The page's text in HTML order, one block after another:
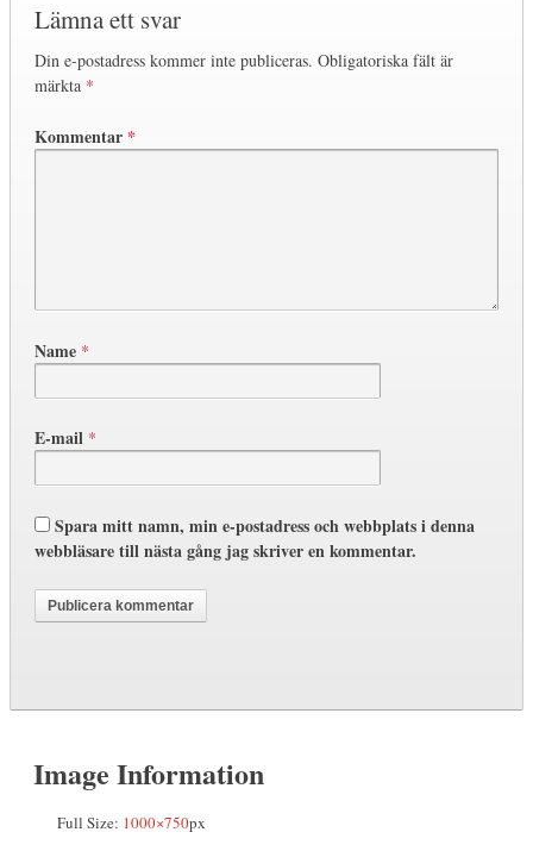
Lämna ett svar
Din e-postadress kommer inte publiceras. Obligatoriska fält är
märkta *
Kommentar *
Name *
E-mail *
Spara mitt namn, min e-postadress och webbplats i denna
webbläsare till nästa gång jag skriver en kommentar.
Image Information
Full Size: 1000×750px